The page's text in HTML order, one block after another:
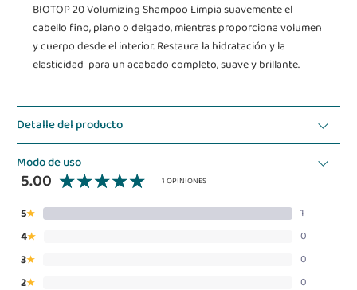
BIOTOP 20 Volumizing Shampoo Limpia suavemente el
cabello fino, plano o delgado, mientras proporciona volumen
y cuerpo desde el interior. Restaura la hidratación y la
elasticidad para un acabado completo, suave y brillante.
Detalle del producto
Modo de uso
5.00 1 OPINIONES
5★ 1
4★ 0
3★ 0
2★ 0